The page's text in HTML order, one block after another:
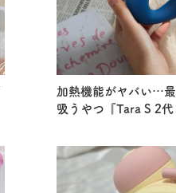
加熱機能がヤバい…
吸うやつ『Tara S 2